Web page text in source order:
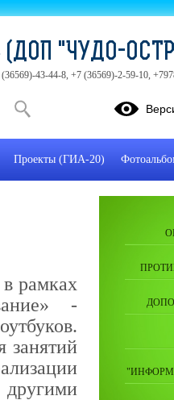
рамках
-
занятий
"ЧУДО-
43-44-8, +7 (36569)-2-59-10,
Проекты (ГИА-20)